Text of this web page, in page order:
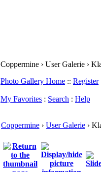
Coppermine › User Galerie ›
Photo Gallery Home :: Register
My Favorites : Search : Help
Coppermine › User Galerie ›